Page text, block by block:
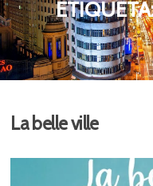
La belle ville